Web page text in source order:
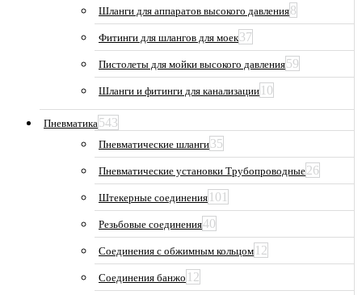
Шланги для аппаратов высокого давления8
Фитинги для шлангов для моек37
Пистолеты для мойки высокого давления59
Шланги и фитинги для канализации 10
Пневматика 543
Пневматические шланги35
Пневматические установки Трубопроводные26
Штекерные соединения 101
Резьбовые соединения40
Соединения с обжимным кольцом 12
Соединения банжо 12